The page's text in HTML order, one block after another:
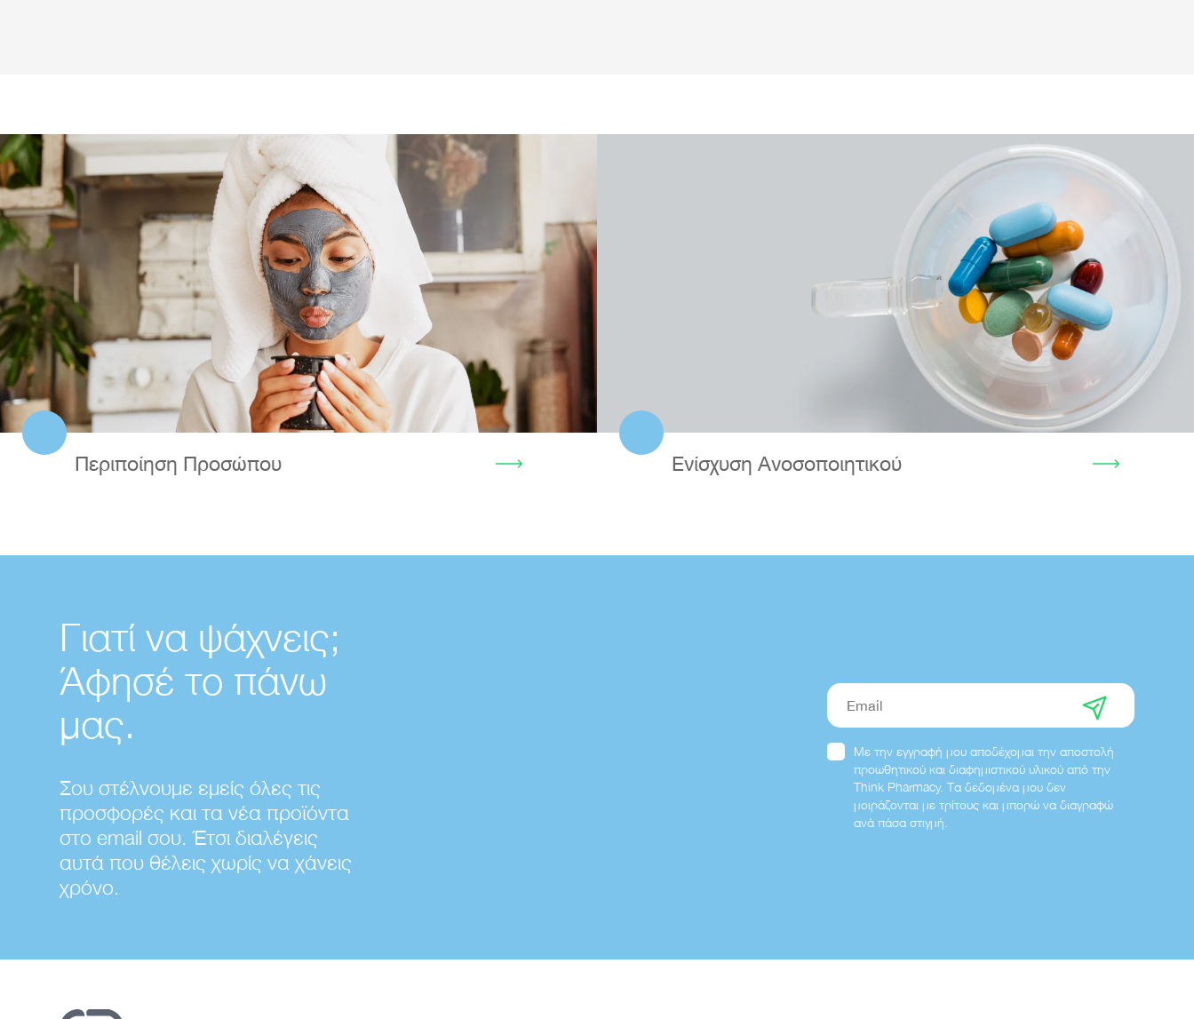
Περιποίηση Προσώπου Ενίσχυση Ανοσοποιητικού
Γιατί να ψάχνεις;
Άφησέ το πάνω
μας.
Σου στέλνουμε εμείς όλες τις
προσφορές και τα νέα προϊόντα
στο email σου. Έτσι διαλέγεις
αυτά που θέλεις χωρίς να χάνεις
χρόνο.
Email
Με την εγγραφή μου αποδέχομαι την αποστολή
προωθητικού και διαφημιστικού υλικού από την
Think Pharmacy. Τα δεδομένα μου δεν
μοιράζονται με τρίτους και μπορώ να διαγραφώ
ανά πάσα στιγμή.